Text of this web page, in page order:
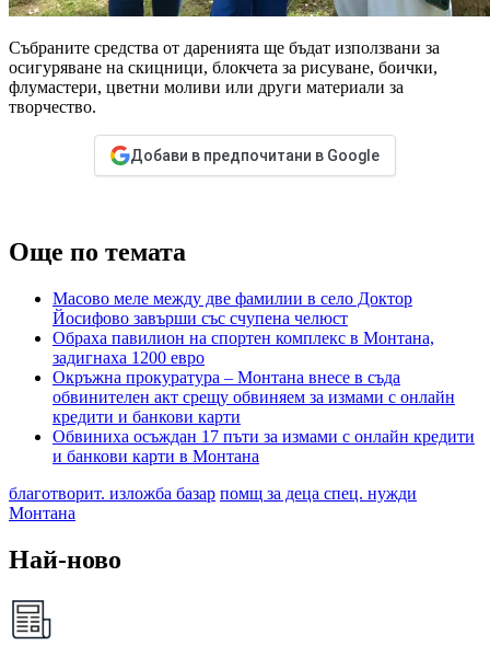
Събраните средства от даренията ще бъдат използвани за
осигуряване на скицници, блокчета за рисуване, боички,
флумастери, цветни моливи или други материали за
творчество.
Добави в предпочитани в Google
Още по темата
Масово меле между две фамилии в село Доктор
Йосифово завърши със счупена челюст
Обраха павилион на спортен комплекс в Монтана,
задигнаха 1200 евро
Окръжна прокуратура – Монтана внесе в съда
обвинителен акт срещу обвиняем за измами с онлайн
кредити и банкови карти
Обвиниха осъждан 17 пъти за измами с онлайн кредити
и банкови карти в Монтана
благотворит. изложба базар помщ за деца спец. нужди
Монтана
Най-ново